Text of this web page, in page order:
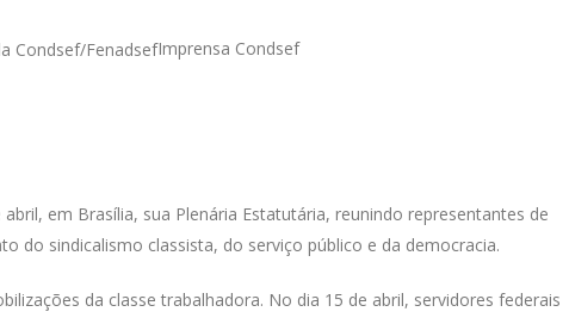
Imprensa Condsef
em Brasília, sua Plenária Estatutária, reunindo representantes de
do sindicalismo classista, do serviço público e da democracia.
da classe trabalhadora. No dia 15 de abril, servidores federais